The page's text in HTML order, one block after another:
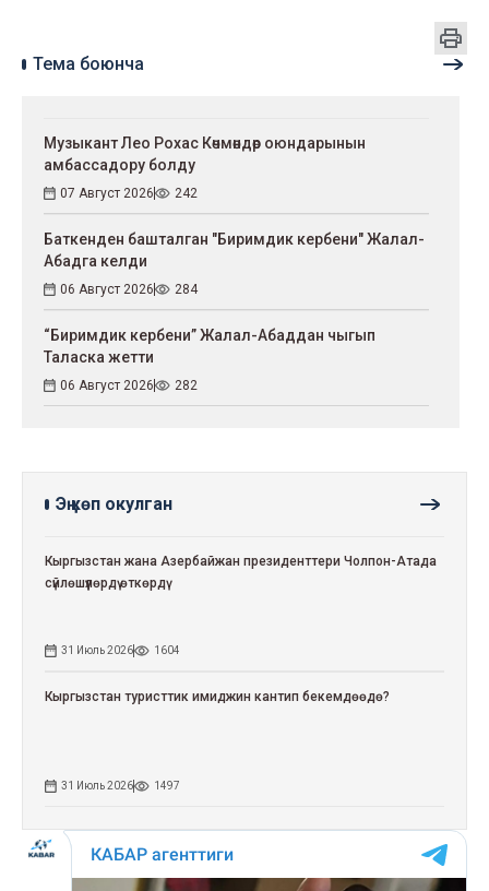
Тема боюнча
Музыкант Лео Рохас Көчмөндөр оюндарынын
амбассадору болду
07 Август 2026 242
Баткенден башталган "Биримдик кербени" Жалал-
Абадга келди
06 Август 2026 284
“Биримдик кербени” Жалал-Абаддан чыгып
Таласка жетти
06 Август 2026 282
Эң көп окулган
Кыргызстан жана Азербайжан президенттери Чолпон-Атада
сүйлөшүүлөрдү өткөрдү
31 Июль 2026 1604
Кыргызстан туристтик имиджин кантип бекемдөөдө?
31 Июль 2026 1497